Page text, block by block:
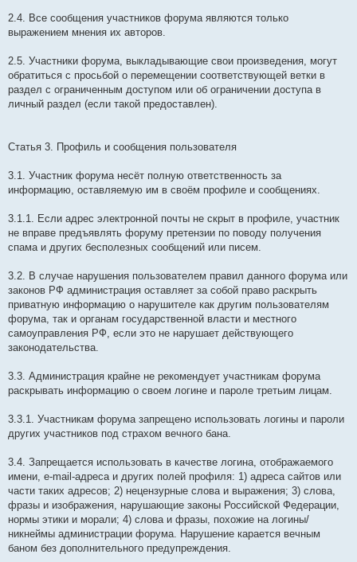
2.4. Все сообщения участников форума являются только
выражением мнения их авторов.
2.5. Участники форума, выкладывающие свои произведения, могут
обратиться с просьбой о перемещении соответствующей ветки в
раздел с ограниченным доступом или об ограничении доступа в
личный раздел (если такой предоставлен).
Статья 3. Профиль и сообщения пользователя
3.1. Участник форума несёт полную ответственность за
информацию, оставляемую им в своём профиле и сообщениях.
3.1.1. Если адрес электронной почты не скрыт в профиле, участник
не вправе предъявлять форуму претензии по поводу получения
спама и других бесполезных сообщений или писем.
3.2. В случае нарушения пользователем правил данного форума или
законов РФ администрация оставляет за собой право раскрыть
приватную информацию о нарушителе как другим пользователям
форума, так и органам государственной власти и местного
самоуправления РФ, если это не нарушает действующего
законодательства.
3.3. Администрация крайне не рекомендует участникам форума
раскрывать информацию о своем логине и пароле третьим лицам.
3.3.1. Участникам форума запрещено использовать логины и пароли
других участников под страхом вечного бана.
3.4. Запрещается использовать в качестве логина, отображаемого
имени, e-mail-адреса и других полей профиля: 1) адреса сайтов или
части таких адресов; 2) нецензурные слова и выражения; 3) слова,
фразы и изображения, нарушающие законы Российской Федерации,
нормы этики и морали; 4) слова и фразы, похожие на логины/
никнеймы администрации форума. Нарушение карается вечным
баном без дополнительного предупреждения.